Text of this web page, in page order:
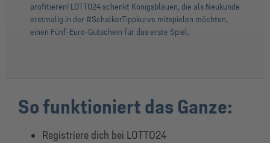
profitieren! LOTTO24 schenkt Königsblauen, die als Neukunde
erstmalig in der #SchalkerTippkurve mitspielen möchten,
einen Fünf-Euro-Gutschein für das erste Spiel.
So funktioniert das Ganze:
Registriere dich bei LOTTO24